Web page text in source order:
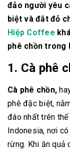
đảo người yêu
biệt và đắt đỏ
Hiệp Coffee
phê chồn trong
1. Cà phê
Cà phê chồn,
phê đặc biệt,
đáo nhất trên
Indonesia, nơi
rừng. Khi ăn quả